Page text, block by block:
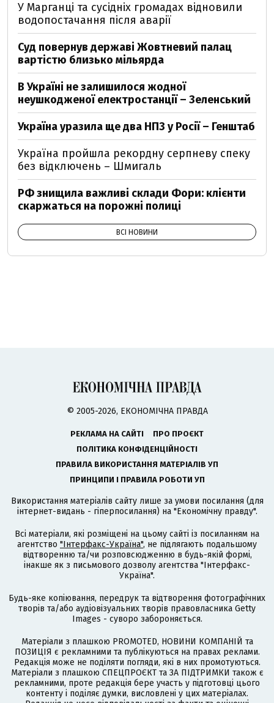
У Марганці та сусідніх громадах відновили
водопостачання після аварії
Суд повернув державі Жовтневий палац
вартістю близько мільярда
В Україні не залишилося жодної
неушкодженої електростанції – Зеленський
Україна уразила ще два НПЗ у Росії – Генштаб
Україна пройшла рекордну серпневу спеку
без відключень – Шмигаль
РФ знищила важливі склади Фори: клієнти
скаржаться на порожні полиці
ВСІ НОВИНИ
© 2005-2026, ЕКОНОМІЧНА ПРАВДА
РЕКЛАМА НА САЙТІ
ПРО ПРОЄКТ
ПОЛІТИКА КОНФІДЕНЦІЙНОСТІ
ПРАВИЛА ВИКОРИСТАННЯ МАТЕРІАЛІВ УП
ПРИНЦИПИ І ПРАВИЛА РОБОТИ УП
Використання матеріалів сайту лише за умови посилання (для
інтернет-видань - гіперпосилання) на "Економічну правду".
Всі матеріали, які розміщені на цьому сайті із посиланням на
агентство "Інтерфакс-Україна", не підлягають подальшому
відтворенню та/чи розповсюдженню в будь-якій формі,
інакше як з письмового дозволу агентства "Інтерфакс-
Україна".
Будь-яке копіювання, передрук та відтворення фотографічних
творів та/або аудіовізуальних творів правовласника Getty
Images - суворо забороняється.
Матеріали з плашкою PROMOTED, НОВИНИ КОМПАНІЙ та
ПОЗИЦІЯ є рекламними та публікуються на правах реклами.
Редакція може не поділяти погляди, які в них промотуються.
Матеріали з плашкою СПЕЦПРОЄКТ та ЗА ПІДТРИМКИ також є
рекламними, проте редакція бере участь у підготовці цього
контенту і поділяє думки, висловлені у цих матеріалах.